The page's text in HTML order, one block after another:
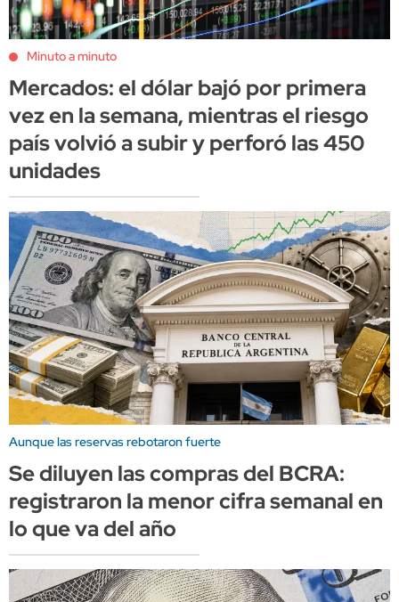
Minuto a minuto
Mercados: el dólar bajó por primera
vez en la semana, mientras el riesgo
país volvió a subir y perforó las 450
unidades
Aunque las reservas rebotaron fuerte
Se diluyen las compras del BCRA:
registraron la menor cifra semanal en
lo que va del año